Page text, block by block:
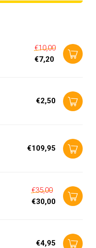
€10,00
€7,20
€2,50
€109,95
€35,00
€30,00
€4,95